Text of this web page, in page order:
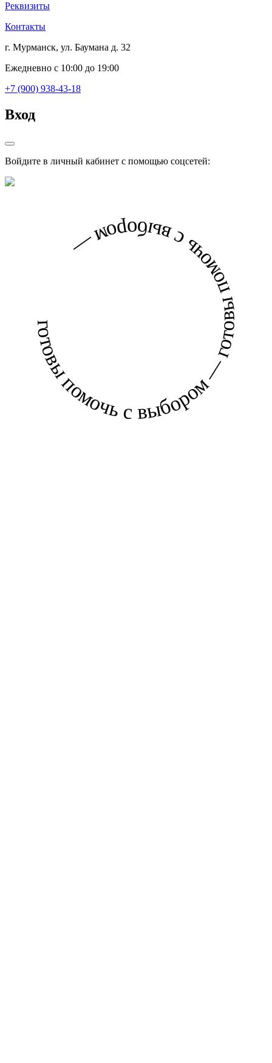
Реквизиты
Контакты
г. Мурманск, ул. Баумана д. 32
Ежедневно с 10:00 до 19:00
+7 (900) 938-43-18
Вход
Войдите в личный кабинет с помощью соцсетей:
готовы помочь с выбором — готовы помочь с выбором —